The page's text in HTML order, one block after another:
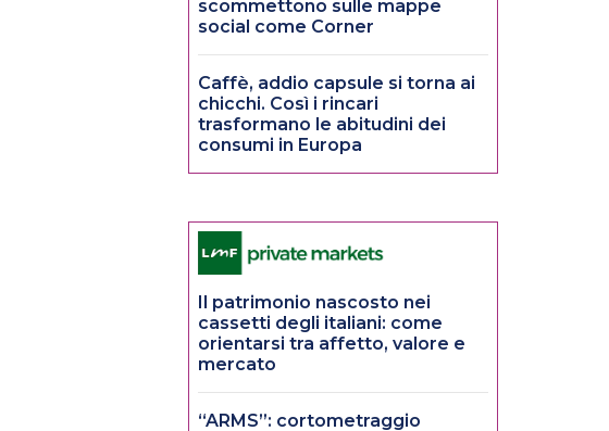
scommettono sulle mappe
social come Corner
Caffè, addio capsule si torna ai
chicchi. Così i rincari
trasformano le abitudini dei
consumi in Europa
Il patrimonio nascosto nei
cassetti degli italiani: come
orientarsi tra affetto, valore e
mercato
“ARMS”: cortometraggio